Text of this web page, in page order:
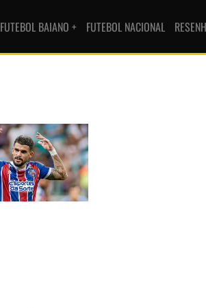
FUTEBOL BAIANO + FUTEBOL NACIONAL